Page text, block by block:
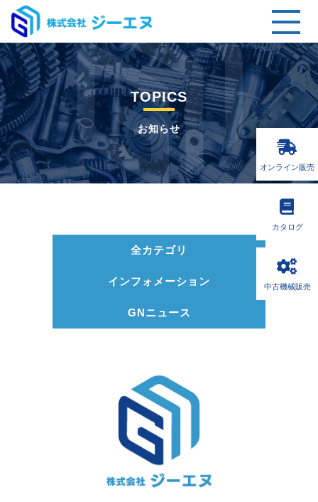
オンライン販売
カタログ
中古機械販売
TOPICS
お知らせ
全カテゴリ
インフォメーション
GNニュース